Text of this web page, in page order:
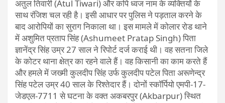
अतुल तिवारी (Atul Tiwari) और कपि ध्वज नाम के व्यक्तियों के
साथ रंजिश चल रही है। इसी आधार पर पुलिस ने पड़ताल करने के
बाद आरोपियों का सुराग निकाला था। इस मामले में कोलार रोड थाने
में अशुमित प्रताप सिंह (Ashumeet Pratap Singh) पिता
ज्ञानेंद्र सिंह उम्र 27 साल ने रिपोर्ट दर्ज कराई थी। वह सतना जिले
के कोटर थाना क्षेत्र का रहने वाले हैं। वह किसानी का काम करते हैं
और हमले में जख्मी कुलदीप सिंह उर्फ कुलदीप पटेल पिता अरूणेन्द्र
सिंह पटेल उम्र 40 साल के रिश्तेदार हैं। दोनों स्कॉर्पियो एमपी-17-
जेडएल-7711 से घटना के वक्त अकबरपुर (Akbarpur) स्थित